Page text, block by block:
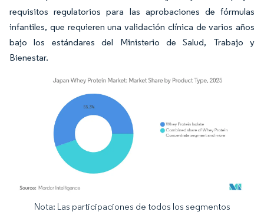
requisitos regulatorios para las aprobaciones de fórmulas
infantiles, que requieren una validación clínica de varios años
bajo los estándares del Ministerio de Salud, Trabajo y
Bienestar.
Imagen © Mordor Intelligence. El uso requiere atribución según CC BY 4.0.
Nota: Las participaciones de todos los segmentos